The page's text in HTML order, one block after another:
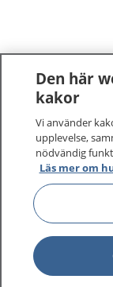
Den här
kakor
Vi använder
upplevelse,
nödvändig
Läs mer om